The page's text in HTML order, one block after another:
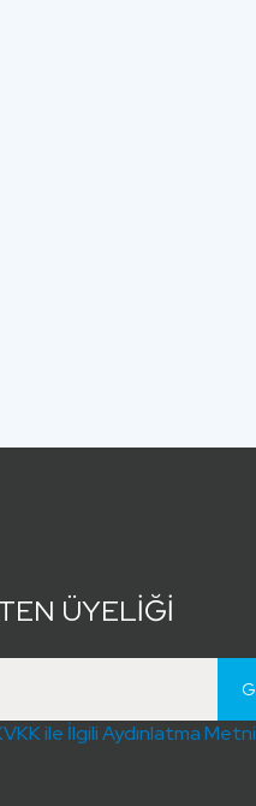
ÜYELİĞİ
ile İlgili Aydınlatma Metni